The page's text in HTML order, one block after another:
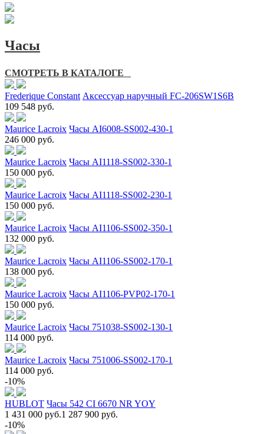
Часы
СМОТРЕТЬ В КАТАЛОГЕ
Frederique Constant Аксессуар наручный FC-206SW1S6B
109 548 руб.
Maurice Lacroix Часы AI6008-SS002-430-1
246 000 руб.
Maurice Lacroix Часы AI1118-SS002-330-1
150 000 руб.
Maurice Lacroix Часы AI1118-SS002-230-1
150 000 руб.
Maurice Lacroix Часы AI1106-SS002-350-1
132 000 руб.
Maurice Lacroix Часы AI1106-SS002-170-1
138 000 руб.
Maurice Lacroix Часы AI1106-PVP02-170-1
150 000 руб.
Maurice Lacroix Часы 751038-SS002-130-1
114 000 руб.
Maurice Lacroix Часы 751006-SS002-170-1
114 000 руб.
-10%
HUBLOT Часы 542 CI 6670 NR YOY
1 431 000 руб.1 287 900 руб.
-10%